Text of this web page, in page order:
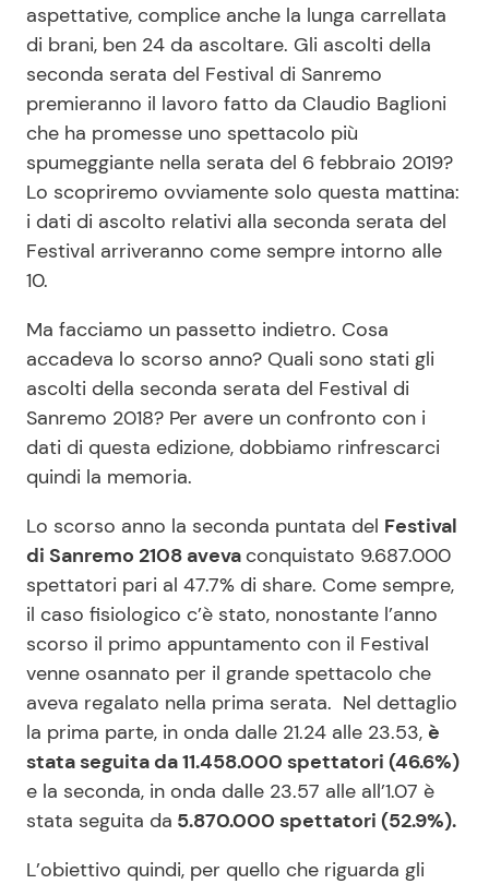
Info
Chi siamo
Disclaimer e Privacy
Redazione
Contattaci
Pubblicità
aspettative, complice anche la lunga carrellata
di brani, ben 24 da ascoltare. Gli ascolti della
seconda serata del Festival di Sanremo
premieranno il lavoro fatto da Claudio Baglioni
che ha promesse uno spettacolo più
spumeggiante nella serata del 6 febbraio 2019?
Lo scopriremo ovviamente solo questa mattina:
i dati di ascolto relativi alla seconda serata del
Festival arriveranno come sempre intorno alle
10.
Ma facciamo un passetto indietro. Cosa
accadeva lo scorso anno? Quali sono stati gli
ascolti della seconda serata del Festival di
Sanremo 2018? Per avere un confronto con i
dati di questa edizione, dobbiamo rinfrescarci
quindi la memoria.
Lo scorso anno la seconda puntata del Festival
di Sanremo 2108 aveva conquistato 9.687.000
spettatori pari al 47.7% di share. Come sempre,
il caso fisiologico c’è stato, nonostante l’anno
scorso il primo appuntamento con il Festival
venne osannato per il grande spettacolo che
aveva regalato nella prima serata. Nel dettaglio
la prima parte, in onda dalle 21.24 alle 23.53, è
stata seguita da 11.458.000 spettatori (46.6%)
e la seconda, in onda dalle 23.57 alle all’1.07 è
stata seguita da 5.870.000 spettatori (52.9%).
L’obiettivo quindi, per quello che riguarda gli